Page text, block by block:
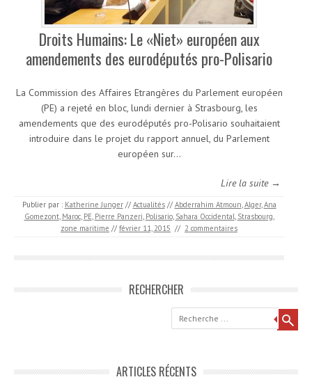
Droits Humains: Le «Niet» européen aux
amendements des eurodéputés pro-Polisario
La Commission des Affaires Etrangères du Parlement européen
(PE) a rejeté en bloc, lundi dernier à Strasbourg, les
amendements que des eurodéputés pro-Polisario souhaitaient
introduire dans le projet du rapport annuel, du Parlement
européen sur…
Lire la suite →
Publier par : Katherine Junger // Actualités // Abderrahim Atmoun,Alger,Ana
Gomezont, Maroc, PE, Pierre Panzeri, Polisario, Sahara Occidental, Strasbourg,
zone maritime // février 11, 2015 // 2 commentaires
RECHERCHER
Recherche
ARTICLES RÉCENTS